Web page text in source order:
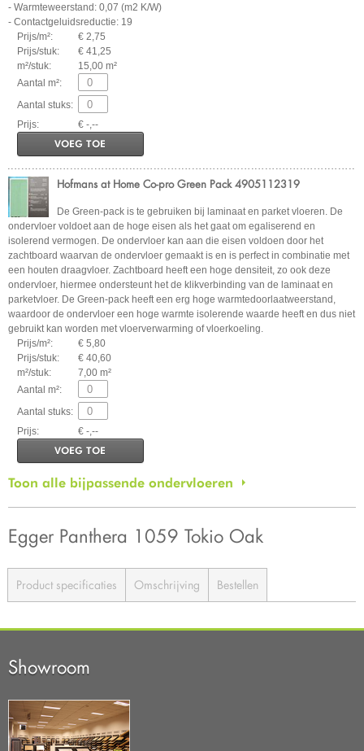
- Warmteweerstand: 0,07 (m2 K/W)
- Contactgeluidsreductie: 19
Prijs/m²:
€ 2,75
Prijs/stuk:
€ 41,25
m²/stuk:
15,00 m²
Aantal m²:
Aantal stuks:
Prijs:
€ -,--
VOEG TOE
Hofmans at Home Co-pro Green Pack 4905112319
De Green-pack is te gebruiken bij laminaat en parket vloeren. De
ondervloer voldoet aan de hoge eisen als het gaat om egaliserend en
isolerend vermogen. De ondervloer kan aan die eisen voldoen door het
zachtboard waarvan de ondervloer gemaakt is en is perfect in combinatie met
een houten draagvloer. Zachtboard heeft een hoge densiteit, zo ook deze
ondervloer, hiermee ondersteunt het de klikverbinding van de laminaat en
parketvloer. De Green-pack heeft een erg hoge warmtedoorlaatweerstand,
waardoor de ondervloer een hoge warmte isolerende waarde heeft en dus niet
gebruikt kan worden met vloerverwarming of vloerkoeling.
Prijs/m²:
€ 5,80
Prijs/stuk:
€ 40,60
m²/stuk:
7,00 m²
Aantal m²:
Aantal stuks:
Prijs:
€ -,--
VOEG TOE
Toon alle bijpassende ondervloeren
Egger Panthera 1059 Tokio Oak
Product specificaties Omschrijving Bestellen
Showroom